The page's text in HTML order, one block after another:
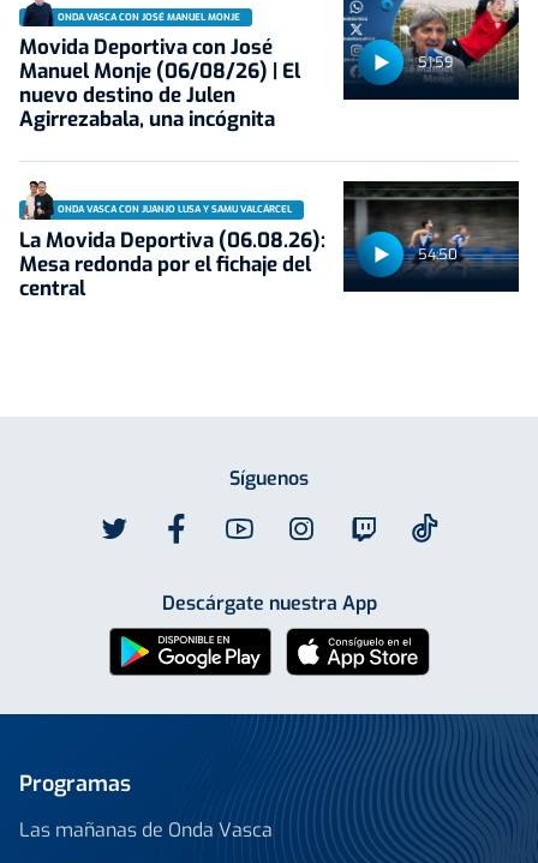
51:59
ONDA VASCA CON JOSÉ MANUEL MONJE
Movida Deportiva con José
Manuel Monje (06/08/26) | El
nuevo destino de Julen
Agirrezabala, una incógnita
54:50
ONDA VASCA CON JUANJO LUSA Y SAMU VALCÁRCEL
La Movida Deportiva (06.08.26):
Mesa redonda por el fichaje del
central
Síguenos
Descárgate nuestra App
Programas
Las mañanas de Onda Vasca